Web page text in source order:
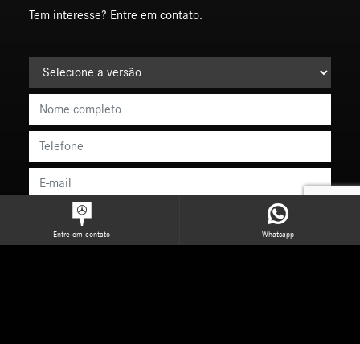
Tem interesse? Entre em contato.
Entre em contato Whatsapp